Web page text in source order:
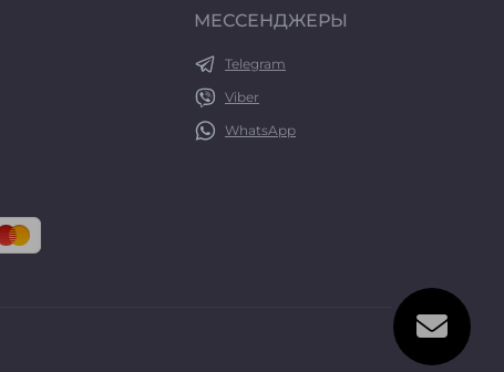
МЕССЕНДЖЕРЫ
Telegram
Viber
WhatsApp